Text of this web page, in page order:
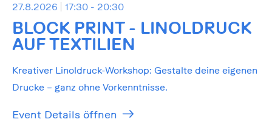
27.8.2026 17:30 - 20:30
BLOCK PRINT - LINOLDRUCK
AUF TEXTILIEN
Kreativer Linoldruck-Workshop: Gestalte deine eigenen
Drucke – ganz ohne Vorkenntnisse.
Event Details öffnen